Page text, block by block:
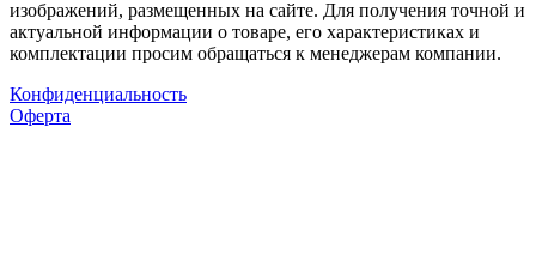
изображений, размещенных на сайте. Для получения точной и
актуальной информации о товаре, его характеристиках и
комплектации просим обращаться к менеджерам компании.
Конфиденциальность
Оферта